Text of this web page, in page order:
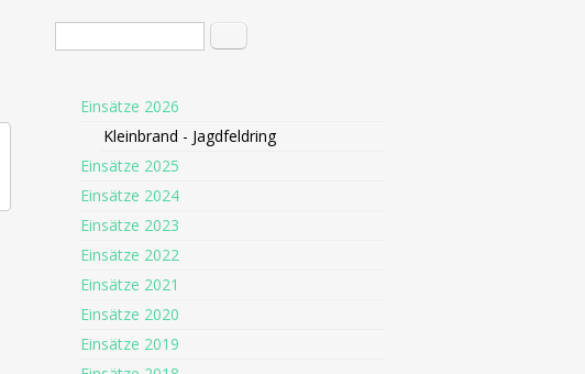
Suchformular Suche
Einsätze 2026
Kleinbrand - Jagdfeldring
Einsätze 2025
Einsätze 2024
Einsätze 2023
Einsätze 2022
Einsätze 2021
Einsätze 2020
Einsätze 2019